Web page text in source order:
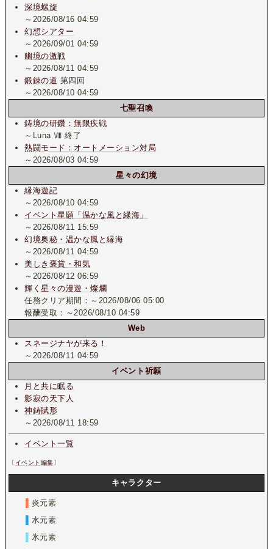
深境螺旋
～2026/08/16 04:59
幻想シアター
～2026/09/01 04:59
幽境の激戦
～2026/08/11 04:59
鍛錬の道 第四回
～2026/08/10 04:59
七聖召喚
鋳境の研鑽：無限疾戦
～Luna Ⅷ 終了
熱闘モード：オートメーション対局
～2026/08/03 04:59
星々の幻境
縁海遊記
～2026/08/10 04:59
イベント星願「温かな風と縁海」
～2026/08/11 15:59
幻境奥秘・温かな風と縁海
～2026/08/11 04:59
美しき褒賞・和気
～2026/08/12 06:59
輝く星々の漫遊・燦爛
任務クリア期間：～2026/08/06 05:00
報酬受取：～2026/08/10 04:59
Web
スネージナヤが来る！
～2026/08/11 04:59
イベント祈願
月と共に眠る
影寂の天下人
神鋳賦形
～2026/08/11 18:59
イベント一覧
〔 イベント編集〕
キャラクター
炎元素
水元素
氷元素